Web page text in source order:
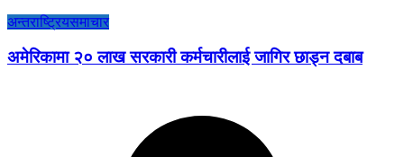
अन्तराष्ट्रियसमाचार
अमेरिकामा २० लाख सरकारी कर्मचारीलाई जागिर छाड्न दबाब